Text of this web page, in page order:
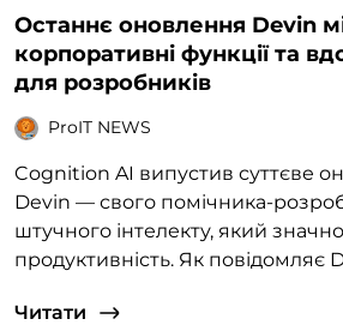
Останнє оновлення Devin
корпоративні функції та
для розробників
ProIT NEWS
Cognition AI випустив суттєве
Devin — свого помічника-
штучного інтелекту, який
продуктивність. Як повідомляє
Читати